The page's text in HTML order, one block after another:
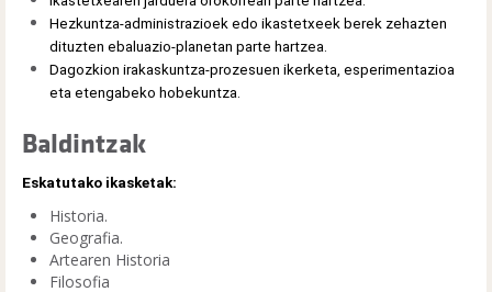
Hezkuntza-administrazioek edo ikastetxeek berek zehazten
dituzten ebaluazio-planetan parte hartzea.
Dagozkion irakaskuntza-prozesuen ikerketa, esperimentazioa
eta etengabeko hobekuntza.
Baldintzak
Eskatutako ikasketak:
Historia.
Geografia.
Artearen Historia
Filosofia